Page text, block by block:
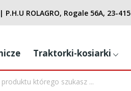
| P.H.U ROLAGRO, Rogale 56A, 23-
Traktorki-kosiarki